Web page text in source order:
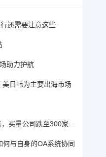
还需要注意这些
助力护航
日韩为主要出海市场
与自身的OA系统协同